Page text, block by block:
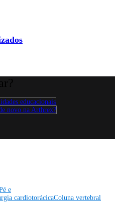
educacionais
novo na Arthrex?
e
cardiotorácicaColuna vertebral